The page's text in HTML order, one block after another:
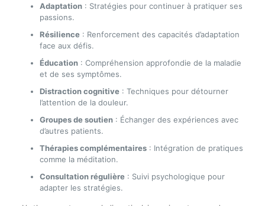
Adaptation: Stratégies pour continuer à pratiquer ses
passions.
Résilience: Renforcement des capacités d’adaptation
face aux défis.
Éducation: Compréhension approfondie de la maladie
et de ses symptômes.
Distraction cognitive: Techniques pour détourner
l’attention de la douleur.
Groupes de soutien: Échanger des expériences avec
d’autres patients.
Thérapies complémentaires: Intégration de pratiques
comme la méditation.
Consultation régulière: Suivi psychologique pour
adapter les stratégies.